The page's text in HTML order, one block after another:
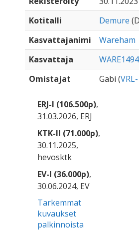
Kotitalli
Demure
Kasvattajanimi
Wareham
Kasvattaja
WARE1494
Omistajat
Gabi (
ERJ-I (106.500p),
31.03.2026, ERJ
KTK-II (71.000p),
30.11.2025,
hevosktk
EV-I (36.000p),
30.06.2024, EV
Tarkemmat
kuvaukset
palkinnoista